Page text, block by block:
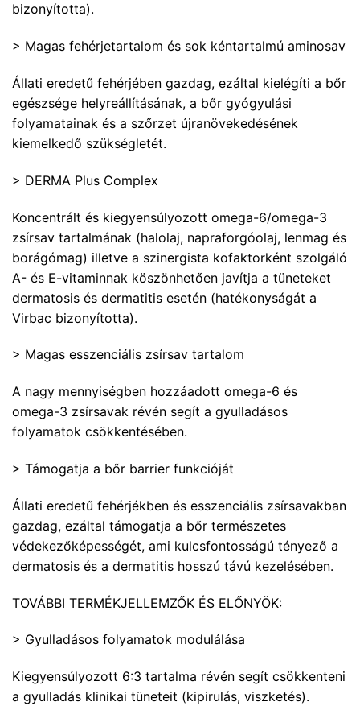
bizonyította).
> Magas fehérjetartalom és sok kéntartalmú aminosav
Állati eredetű fehérjében gazdag, ezáltal kielégíti a bőr
egészsége helyreállításának, a bőr gyógyulási
folyamatainak és a szőrzet újranövekedésének
kiemelkedő szükségletét.
> DERMA Plus Complex
Koncentrált és kiegyensúlyozott omega-6/omega-3
zsírsav tartalmának (halolaj, napraforgóolaj, lenmag és
borágómag) illetve a szinergista kofaktorként szolgáló
A- és E-vitaminnak köszönhetően javítja a tüneteket
dermatosis és dermatitis esetén (hatékonyságát a
Virbac bizonyította).
> Magas esszenciális zsírsav tartalom
A nagy mennyiségben hozzáadott omega-6 és
omega-3 zsírsavak révén segít a gyulladásos
folyamatok csökkentésében.
> Támogatja a bőr barrier funkcióját
Állati eredetű fehérjékben és esszenciális zsírsavakban
gazdag, ezáltal támogatja a bőr természetes
védekezőképességét, ami kulcsfontosságú tényező a
dermatosis és a dermatitis hosszú távú kezelésében.
TOVÁBBI TERMÉKJELLEMZŐK ÉS ELŐNYÖK:
> Gyulladásos folyamatok modulálása
Kiegyensúlyozott 6:3 tartalma révén segít csökkenteni
a gyulladás klinikai tüneteit (kipirulás, viszketés).